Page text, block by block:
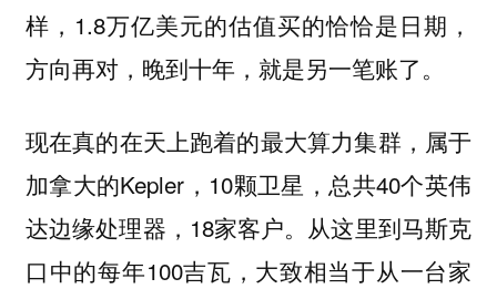
样，1.8万亿美元的估值买的恰恰是日期，
方向再对，晚到十年，就是另一笔账了。
现在真的在天上跑着的最大算力集群，属于
加拿大的Kepler，10颗卫星，总共40个英伟
达边缘处理器，18家客户。从这里到马斯克
口中的每年100吉瓦，大致相当于从一台家